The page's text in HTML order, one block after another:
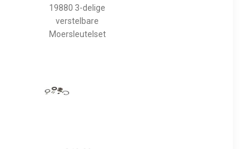
19880 3-delige
verstelbare
Moersleutelset